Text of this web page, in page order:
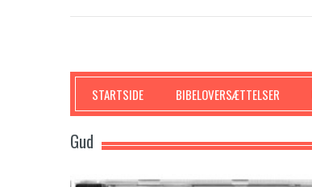
SKRIFTEN
STARTSIDE BIBELOVERSÆTTELSER
Gud